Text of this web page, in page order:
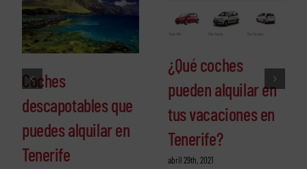
Coches
descapotables que
puedes alquilar en
Tenerife
¿Qué coches
pueden alquilar en
tus vacaciones en
Tenerife?
abril 29th, 2021